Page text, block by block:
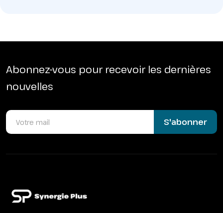
Abonnez-vous pour recevoir les dernières
nouvelles
S'abonner